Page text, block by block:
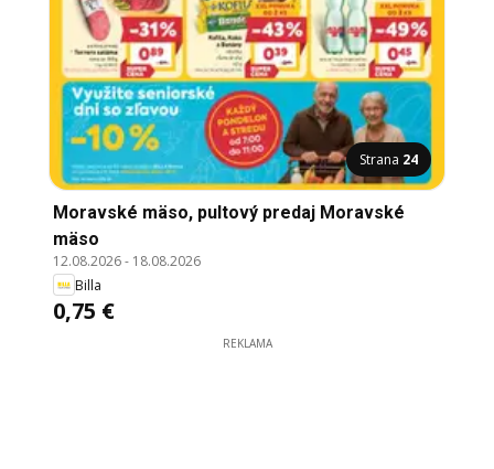
Strana 24
Moravské mäso, pultový predaj Moravské
mäso
12.08.2026- 18.08.2026
Billa
0,75 €
REKLAMA